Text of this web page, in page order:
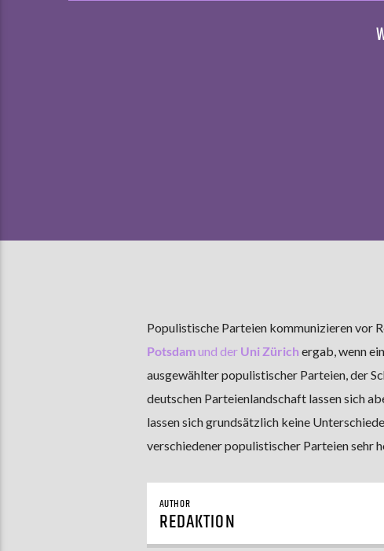
Populistische Parteien kommunizieren vor
Potsdamund derUni Zürich ergab, wenn
ausgewählter populistischer Parteien, der
deutschen Parteienlandschaft lassen sich
lassen sich grundsätzlich keine
verschiedener populistischer Parteien sehr
AUTHOR
REDAKTION